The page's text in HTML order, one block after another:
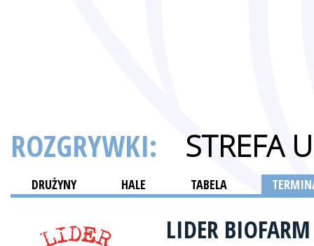
ROZGRYWKI: STREFA
DRUŻYNY HALE TABELA
LIDER